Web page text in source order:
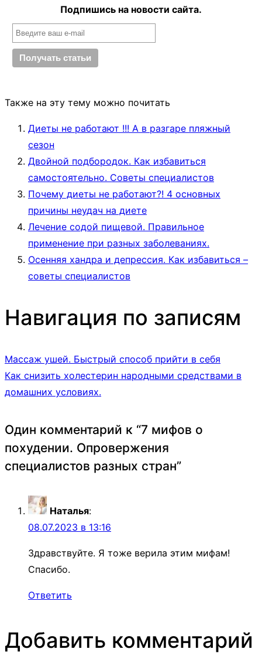
Подпишись на новости сайта.
Также на эту тему можно почитать
Диеты не работают !!! А в разгаре пляжный
сезон
Двойной подбородок. Как избавиться
самостоятельно. Советы специалистов
Почему диеты не работают?! 4 основных
причины неудач на диете
Лечение содой пищевой. Правильное
применение при разных заболеваниях.
Осенняя хандра и депрессия. Как избавиться –
советы специалистов
Навигация по записям
Массаж ушей. Быстрый способ прийти в себя
Как снизить холестерин народными средствами в
домашних условиях.
Один комментарий к “7 мифов о
похудении. Опровержения
специалистов разных стран”
Наталья:
08.07.2023 в 13:16
Здравствуйте. Я тоже верила этим мифам!
Спасибо.
Ответить
Добавить комментарий